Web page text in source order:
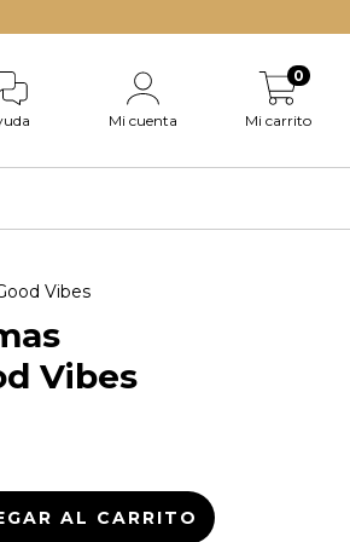
Mi cuenta Mi carrito
0
Vibes
Vibes